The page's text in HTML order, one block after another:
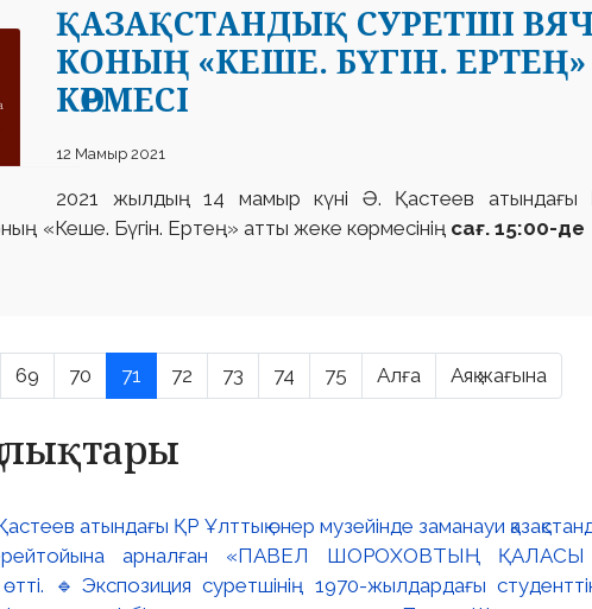
ҚАЗАҚСТАНДЫҚ СУРЕТШІ
КОНЫҢ «КЕШЕ. БҮГІН.
КӨРМЕСІ
12 Мамыр 2021
2021 жылдың 14 мамыр күні Ә. Қастеев атындағы
«Кеше. Бүгін. Ертең» атты жеке көрмесінің сағ. 15:00-
69 70 71 72 73 74 75 Алға Аяқ жағына